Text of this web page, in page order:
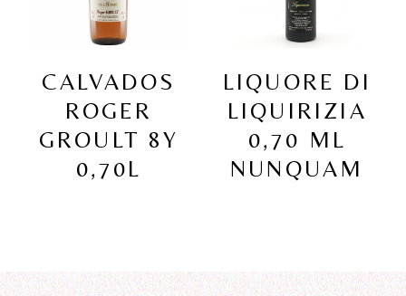
CALVADOS
ROGER
GROULT 8Y
0,70L
LIQUORE DI
LIQUIRIZIA
0,70 ML
NUNQUAM